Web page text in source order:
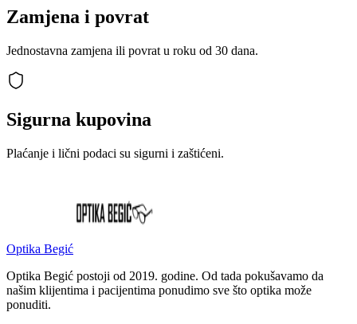
Zamjena i povrat
Jednostavna zamjena ili povrat u roku od 30 dana.
Sigurna kupovina
Plaćanje i lični podaci su sigurni i zaštićeni.
Optika Begić
Optika Begić postoji od 2019. godine. Od tada pokušavamo da
našim klijentima i pacijentima ponudimo sve što optika može
ponuditi.